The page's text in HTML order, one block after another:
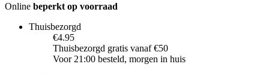
Online beperkt op voorraad
Thuisbezorgd
€4.95
Thuisbezorgd gratis vanaf €50
Voor 21:00 besteld, morgen in huis